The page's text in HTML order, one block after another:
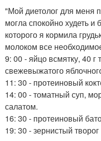
"Мой диетолог для меня
могла спокойно худеть и
которого я кормила
молоком все
9: 00 - яйцо всмятку, 40 г
свежевыжатого
11: 30 - протеиновый
14: 00 - томатный суп,
салатом.
16: 30 - протеиновый
19: 30 - зернистый